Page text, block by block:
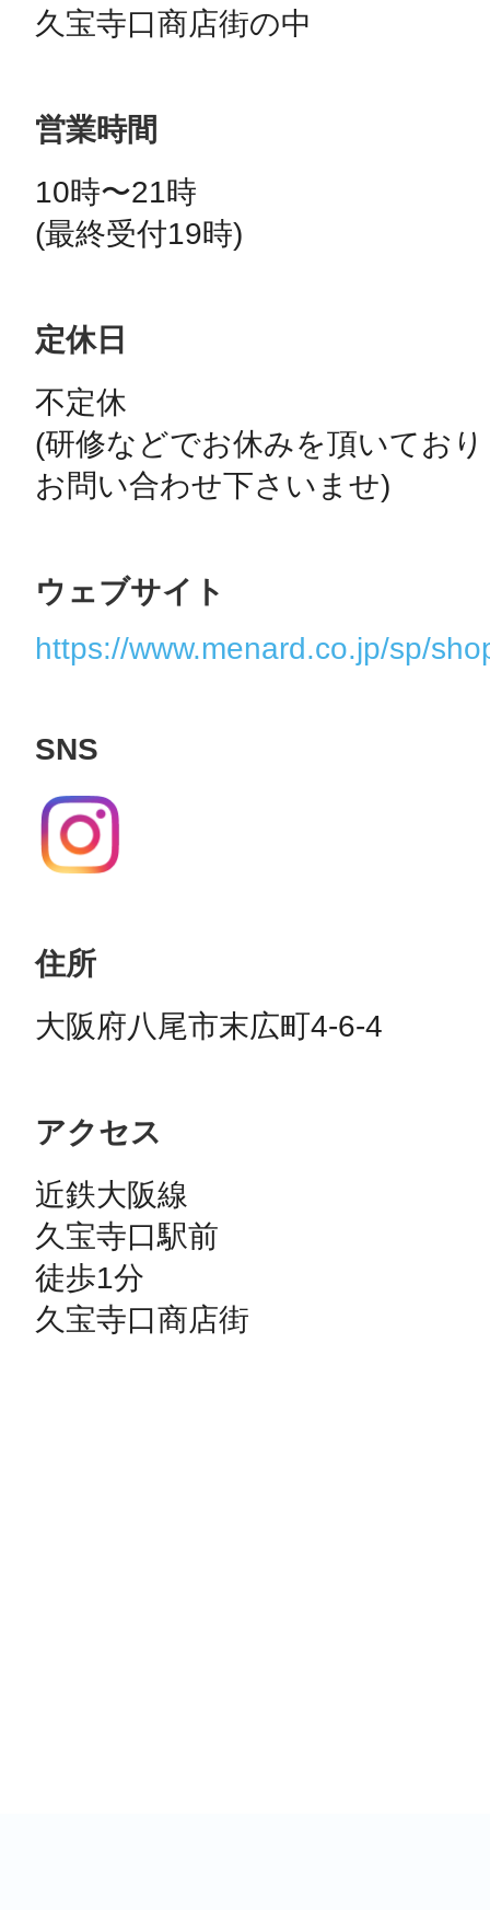
営業時間
10時〜21時
(最終受付19時)
定休日
不定休
(研修などでお休みを頂いてお
お問い合わせ下さいませ)
ウェブサイト
https://www.menard.co.jp/sp/
SNS
住所
大阪府八尾市末広町4-6-4
アクセス
近鉄大阪線
久宝寺口駅前
徒歩1分
久宝寺口商店街